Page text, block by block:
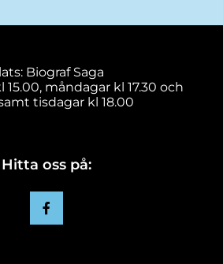
Biograf Saga
15.00, måndagar kl 17.30 och
tisdagar kl 18.00
Hitta oss på: